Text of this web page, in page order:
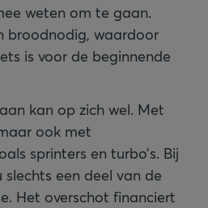
weten om te gaan.
broodnodig, waardoor
is voor de beginnende
kan op zich wel. Met
ook met
sprinters en turbo’s. Bij
een deel van de
Het overschot financiert